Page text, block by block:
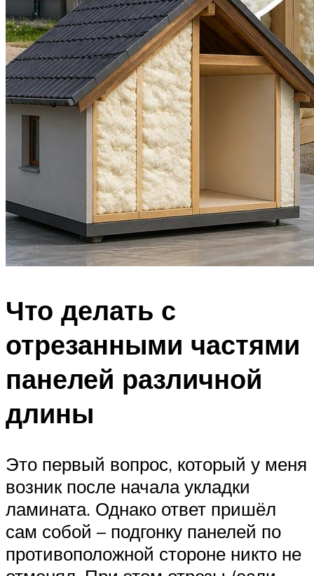
Что делать с
отрезанными частями
панелей различной
длины
Это первый вопрос, который у меня
возник после начала укладки
ламината. Однако ответ пришёл
сам собой – подгонку панелей по
противоположной стороне никто не